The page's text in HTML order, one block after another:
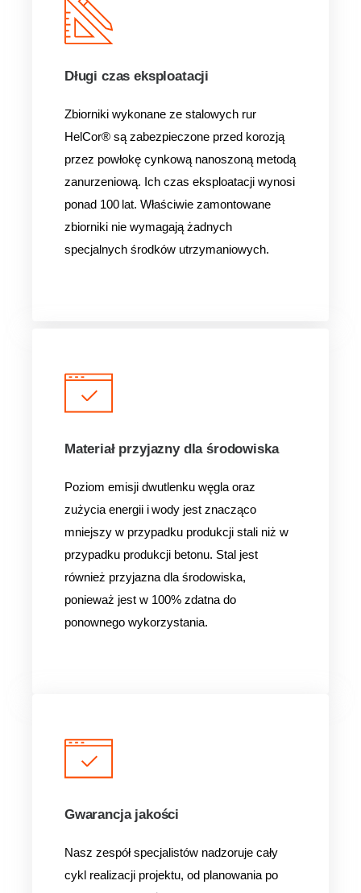
Długi czas eksploatacji
Zbiorniki wykonane ze stalowych rur
HelCor® są zabezpieczone przed korozją
przez powłokę cynkową nanoszoną metodą
zanurzeniową. Ich czas eksploatacji wynosi
ponad 100 lat. Właściwie zamontowane
zbiorniki nie wymagają żadnych
specjalnych środków utrzymaniowych.
Materiał przyjazny dla środowiska
Poziom emisji dwutlenku węgla oraz
zużycia energii i wody jest znacząco
mniejszy w przypadku produkcji stali niż w
przypadku produkcji betonu. Stal jest
również przyjazna dla środowiska,
ponieważ jest w 100% zdatna do
ponownego wykorzystania.
Gwarancja jakości
Nasz zespół specjalistów nadzoruje cały
cykl realizacji projektu, od planowania po